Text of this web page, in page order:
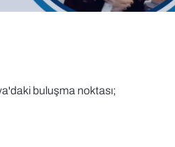
buluşma noktası;